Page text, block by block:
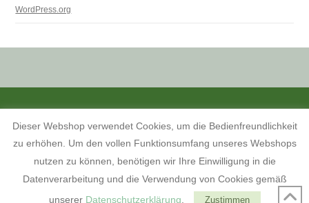
WordPress.org
KONTAKT, ÖFFNUNGSZEITEN UND ANFAHRTSBESCHREIBUNG
DATENSCHUTZERKLÄRUNG
IMPRESSUM
FACEBOOK
Dieser Webshop verwendet Cookies, um die Bedienfreundlichkeit
zu erhöhen. Um den vollen Funktionsumfang unseres Webshops
nutzen zu können, benötigen wir Ihre Einwilligung in die
Datenverarbeitung und die Verwendung von Cookies gemäß
unserer Datenschutzerklärung Zustimmen